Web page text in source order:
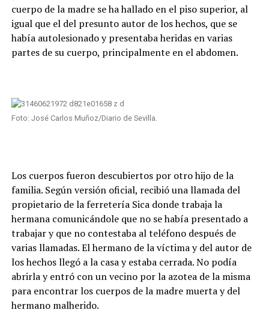
cuerpo de la madre se ha hallado en el piso superior, al
igual que el del presunto autor de los hechos, que se
había autolesionado y presentaba heridas en varias
partes de su cuerpo, principalmente en el abdomen.
Foto: José Carlos Muñoz/Diario de Sevilla.
Los cuerpos fueron descubiertos por otro hijo de la
familia. Según versión oficial, recibió una llamada del
propietario de la ferretería Sica donde trabaja la
hermana comunicándole que no se había presentado a
trabajar y que no contestaba al teléfono después de
varias llamadas. El hermano de la víctima y del autor de
los hechos llegó a la casa y estaba cerrada. No podía
abrirla y entró con un vecino por la azotea de la misma
para encontrar los cuerpos de la madre muerta y del
hermano malherido.